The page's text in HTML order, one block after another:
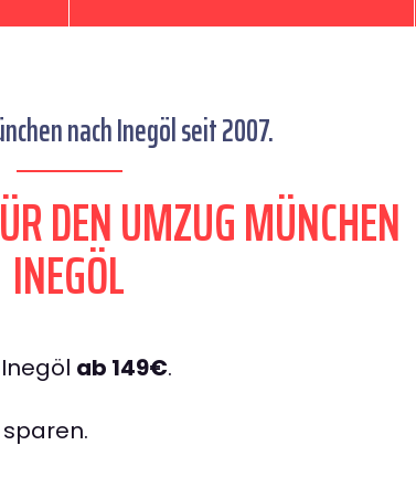
nach Inegöl seit 2007.
DEN UMZUG MÜNCHEN
INEGÖL
ab 149€.
sparen.